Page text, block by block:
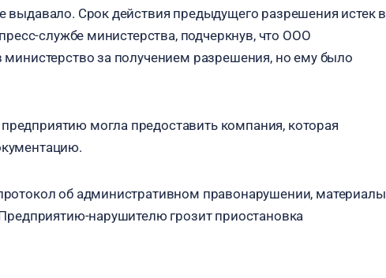
выдавало. Срок действия предыдущего разрешения истек в
службе министерства, подчеркнув, что ООО
министерство за получением разрешения, но ему было
могла предоставить компания, которая
об административном правонарушении, материалы
нарушителю грозит приостановка